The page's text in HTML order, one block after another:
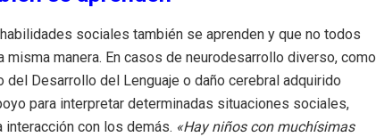
sociales también se aprenden y que no todos
manera. En casos de neurodesarrollo diverso, como
del Desarrollo del Lenguaje o daño cerebral adquirido
para interpretar determinadas situaciones sociales,
con los demás. «Hay niños con muchísimas